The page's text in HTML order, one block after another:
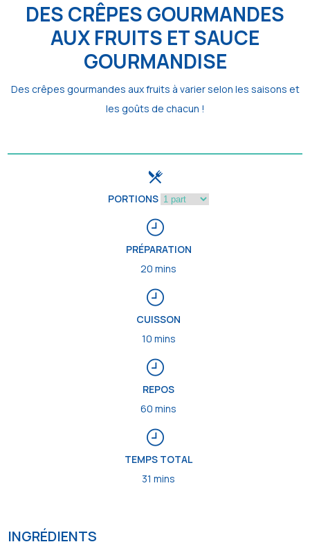
DES CRÊPES GOURMANDES
AUX FRUITS ET SAUCE
GOURMANDISE
Des crêpes gourmandes aux fruits à varier selon les saisons et
les goûts de chacun !
PORTIONS
PRÉPARATION
20 mins
CUISSON
10 mins
REPOS
60 mins
TEMPS TOTAL
31 mins
INGRÉDIENTS